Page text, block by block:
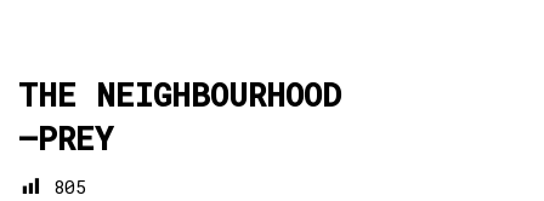
THE NEIGHBOURHOOD
—PREY
805